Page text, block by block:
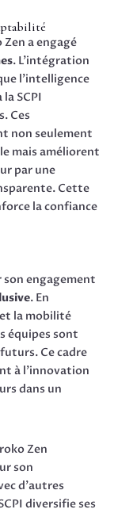
a engagé
. L’intégration
l’intelligence
SCPI
Ces
non seulement
mais améliorent
par une
Cette
la confiance
son engagement
. En
la mobilité
équipes sont
Ce cadre
à l’innovation
dans un
Zen
son
d’autres
diversifie ses